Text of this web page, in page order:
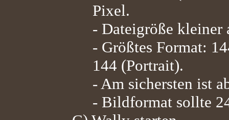
Pixel.
- Dateigröße kleiner
- Größtes Format:
144 (Portrait).
- Am sichersten ist
- Bildformat sollte